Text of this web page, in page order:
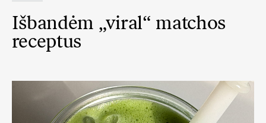
Išbandėm „viral“ matchos
receptus